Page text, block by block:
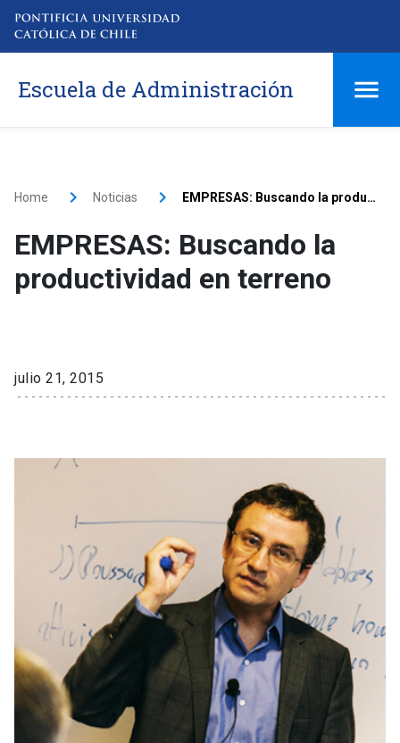
Escuela de Administración
Home Noticias EMPRESAS: Buscando la productividad en terreno
EMPRESAS: Buscando la
productividad en terreno
julio 21, 2015